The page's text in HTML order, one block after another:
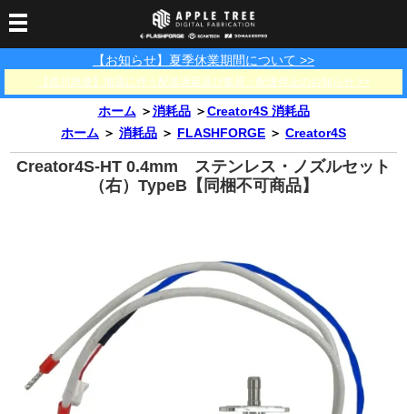
【お知らせ】夏季休業期間について >>
【佐川急便】地震に伴う配送遅延及び集荷・配達停止のお知らせ >>
3Dプリンター
3Dプリンター一覧 FLASHFORGE Bambu Lab
3Dスキャナー
SCANOLOGY 3DeVOK 3Dスキャナー消耗品
3DMakerpro
フィラメント
フィラメント一覧 FLASHFORGE Bambu Lab
FusRock その他
光造形用レジン
DLP用レジン LCD用レジン エキマテ レジン
消耗品
その他
フィラメント乾燥・防
湿ボックス
フィラメント保管用乾
カプトンテープ
PP用タックシート
在庫処分セール
サポート
お問い合わせ FAQ
ホーム ＞消耗品 ＞Creator4S 消耗品
ホーム ＞ 消耗品 ＞ FLASHFORGE ＞ Creator4S
Creator4S-HT 0.4mm ステンレス・ノズルセット
（右）TypeB【同梱不可商品】